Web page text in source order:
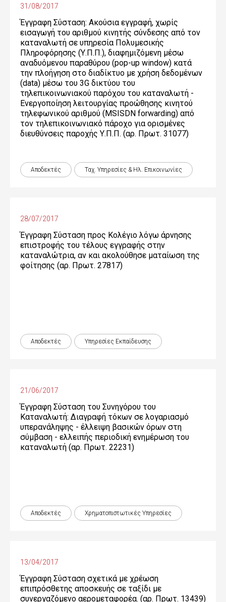
31/08/2017
Έγγραφη Σύσταση: Ακούσια εγγραφή, χωρίς
εισαγωγή του αριθμού κινητής σύνδεσης από τον
καταναλωτή σε υπηρεσία Πολυμεσικής
Πληροφόρησης (Υ.Π.Π.), διαφημιζόμενη μέσω
αναδυόμενου παραθύρου (pop-up window) κατά
την πλοήγηση στο διαδίκτυο με χρήση δεδομένων
(data) μέσω του 3G δικτύου του
τηλεπικοινωνιακού παρόχου του καταναλωτή -
Ενεργοποίηση λειτουργίας προώθησης κινητού
τηλεφωνικού αριθμού (MSISDN forwarding) από
τον τηλεπικοινωνιακό πάροχο για ορισμένες
διευθύνσεις παροχής Υ.Π.Π. (αρ. Πρωτ. 31077)
Αποδεκτές Ταχ. Υπηρεσίες & Ηλ. Επικοινωνίες
28/07/2017
Έγγραφη Σύσταση προς Κολέγιο λόγω άρνησης
επιστροφής του τέλους εγγραφής στην
καταναλώτρια, αν και ακολούθησε ματαίωση της
φοίτησης (αρ. Πρωτ. 27817)
Αποδεκτές Υπηρεσίες Εκπαίδευσης
21/06/2017
Έγγραφη Σύσταση του Συνηγόρου του
Καταναλωτή: Διαγραφή τόκων σε λογαριασμό
υπερανάληψης - έλλειψη βασικών όρων στη
σύμβαση - ελλειπής περιοδική ενημέρωση του
καταναλωτή (αρ. Πρωτ. 22231)
Αποδεκτές Χρηματοπιστωτικές Yπηρεσίες
13/04/2017
Έγγραφη Σύσταση σχετικά με χρέωση
επιπρόσθετης αποσκευής σε ταξίδι με
συνεργαζόμενο αερομεταφορέα. (αρ. Πρωτ. 13439)